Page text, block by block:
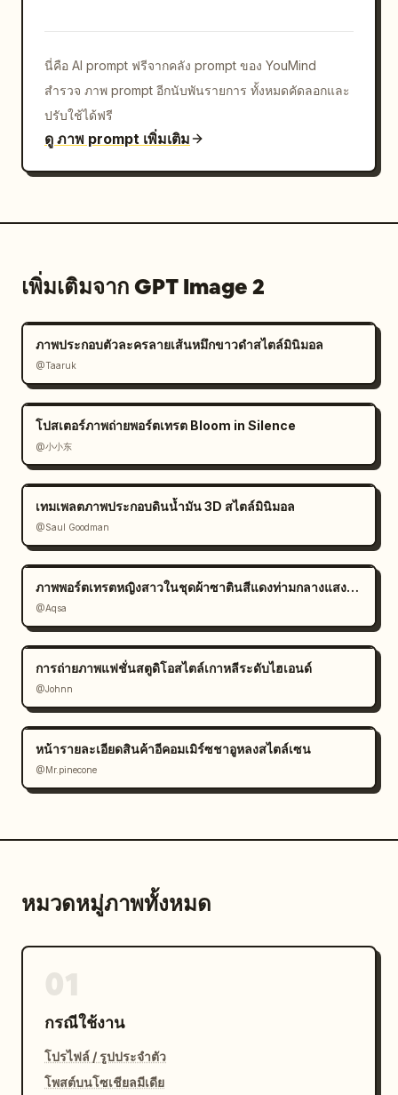
นี่คือ AI prompt ฟรีจากคลัง prompt ของ YouMind
สำรวจ ภาพ prompt อีกนับพันรายการ ทั้งหมดคัดลอกและ
ปรับใช้ได้ฟรี
ดู ภาพ prompt เพิ่มเติม
เพิ่มเติมจาก GPT Image 2
ภาพประกอบตัวละครลายเส้นหมึกขาวดำสไตล์มินิมอล
@Taaruk
โปสเตอร์ภาพถ่ายพอร์ตเทรต Bloom in Silence
@小小东
เทมเพลตภาพประกอบดินน้ำมัน 3D สไตล์มินิมอล
@Saul Goodman
ภาพพอร์ตเทรตหญิงสาวในชุดผ้าซาตินสีแดงท่ามกลางแสงแดด
@Aqsa
การถ่ายภาพแฟชั่นสตูดิโอสไตล์เกาหลีระดับไฮเอนด์
@Johnn
หน้ารายละเอียดสินค้าอีคอมเมิร์ซชาอูหลงสไตล์เซน
@Mr.pinecone
หมวดหมู่ภาพทั้งหมด
กรณีใช้งาน
โปรไฟล์ / รูปประจำตัว
โพสต์บนโซเชียลมีเดีย